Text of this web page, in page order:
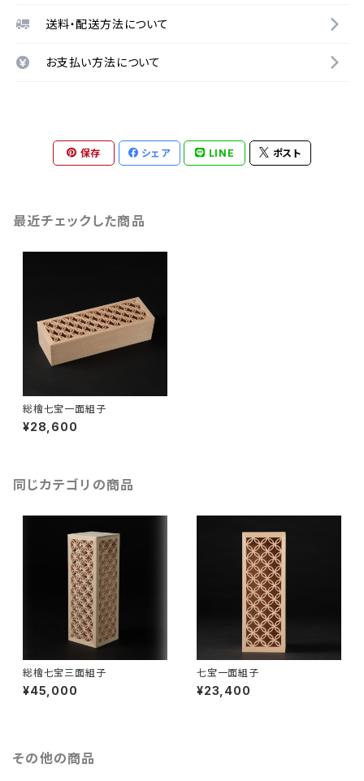
送料・配送方法について
お支払い方法について
保存 シェア LINE ポスト
最近チェックした商品
総檜七宝一面組子
¥28,600
同じカテゴリの商品
総檜七宝三面組子
¥45,000
七宝一面組子
¥23,400
その他の商品